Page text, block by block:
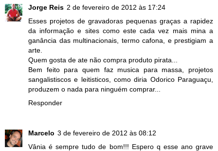
Jorge Reis 2 de fevereiro de 2012 às 17:24
Esses projetos de gravadoras pequenas graças a rapidez
da informação e sites como este cada vez mais mina a
ganância das multinacionais, termo cafona, e prestigiam a
arte.
Quem gosta de ate não compra produto pirata...
Bem feito para quem faz musica para massa, projetos
sangalistiscos e leitisticos, como diria Odorico Paraguaçu,
produzem o nada para ninguém comprar...
Responder
Marcelo 3 de fevereiro de 2012 às 08:12
Vânia é sempre tudo de bom!!! Espero q esse ano grave